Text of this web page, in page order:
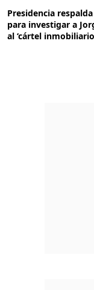
Presidencia
para investigar a
al ‘cártel